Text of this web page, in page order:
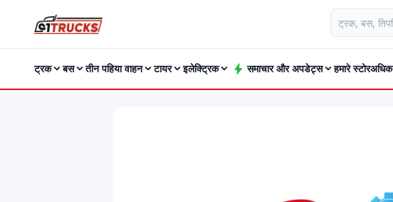
ट्रक बस तीन पहिया वाहन टायर इलेक्ट्रिक समाचार और अपडेट्स हमारे स्टोरअधिक